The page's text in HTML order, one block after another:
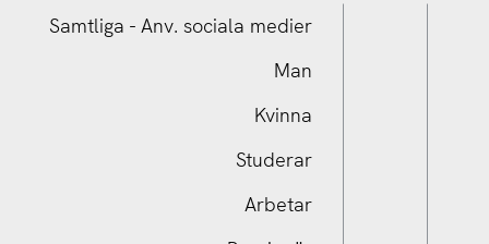
Arbetar
Studerar
Kvinna
Man
Samtliga - Anv. sociala medier